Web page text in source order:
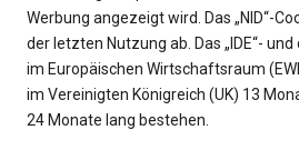
Werbung angezeigt wird. Das „NID“-
der letzten Nutzung ab. Das „IDE“- und
im Europäischen Wirtschaftsraum
im Vereinigten Königreich (UK) 13
24 Monate lang bestehen.